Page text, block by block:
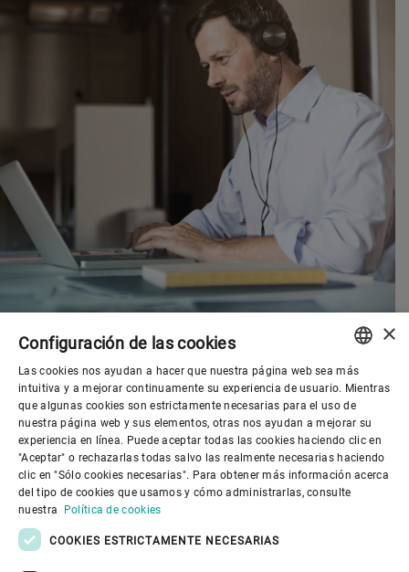
Gobierno corporativo
El mundo de Bühler
ENGLISH
SPANISH
GERMAN
FRENCH
×
Configuración de las cookies
Las cookies nos ayudan a hacer que nuestra página web sea más
intuitiva y a mejorar continuamente su experiencia de usuario. Mientras
que algunas cookies son estrictamente necesarias para el uso de
nuestra página web y sus elementos, otras nos ayudan a mejorar su
experiencia en línea. Puede aceptar todas las cookies haciendo clic en
"Aceptar" o rechazarlas todas salvo las realmente necesarias haciendo
clic en "Sólo cookies necesarias". Para obtener más información acerca
del tipo de cookies que usamos y cómo administrarlas, consulte
nuestra Política de cookies
COOKIES ESTRICTAMENTE NECESARIAS